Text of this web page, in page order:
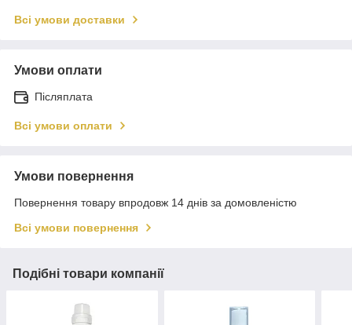
Всі умови доставки
Умови оплати
Післяплата
Всі умови оплати
Умови повернення
Повернення товару впродовж 14 днів за домовленістю
Всі умови повернення
Подібні товари компанії